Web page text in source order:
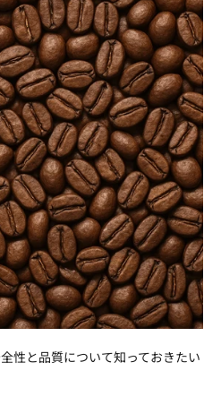
性と品質について知っておきたい